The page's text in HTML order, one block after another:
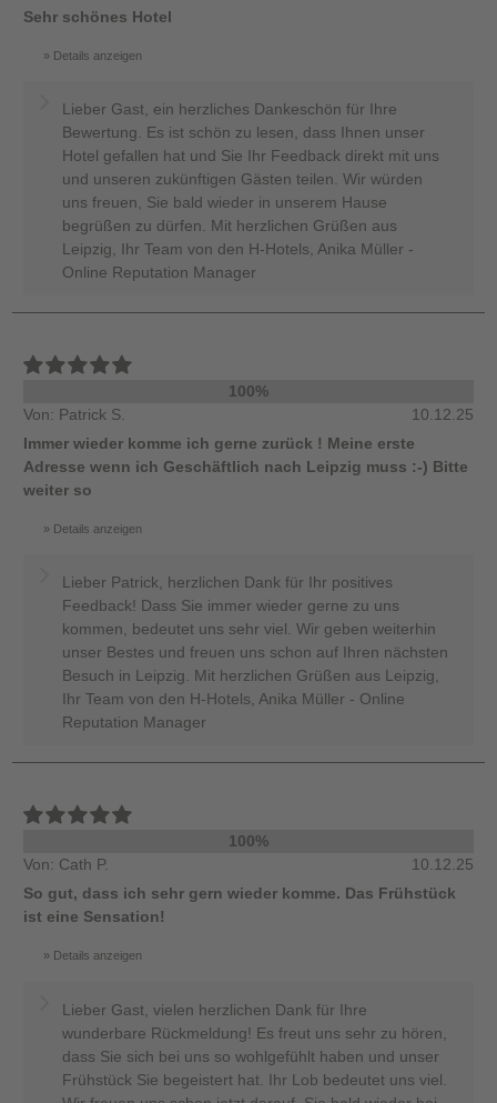
Sehr schönes Hotel
Details anzeigen
Lieber Gast, ein herzliches Dankeschön für Ihre
Bewertung. Es ist schön zu lesen, dass Ihnen unser
Hotel gefallen hat und Sie Ihr Feedback direkt mit uns
und unseren zukünftigen Gästen teilen. Wir würden
uns freuen, Sie bald wieder in unserem Hause
begrüßen zu dürfen. Mit herzlichen Grüßen aus
Leipzig, Ihr Team von den H-Hotels, Anika Müller -
Online Reputation Manager
100%
Von: Patrick S.
10.12.25
Immer wieder komme ich gerne zurück ! Meine erste
Adresse wenn ich Geschäftlich nach Leipzig muss :-) Bitte
weiter so
Details anzeigen
Lieber Patrick, herzlichen Dank für Ihr positives
Feedback! Dass Sie immer wieder gerne zu uns
kommen, bedeutet uns sehr viel. Wir geben weiterhin
unser Bestes und freuen uns schon auf Ihren nächsten
Besuch in Leipzig. Mit herzlichen Grüßen aus Leipzig,
Ihr Team von den H-Hotels, Anika Müller - Online
Reputation Manager
100%
Von: Cath P.
10.12.25
So gut, dass ich sehr gern wieder komme. Das Frühstück
ist eine Sensation!
Details anzeigen
Lieber Gast, vielen herzlichen Dank für Ihre
wunderbare Rückmeldung! Es freut uns sehr zu hören,
dass Sie sich bei uns so wohlgefühlt haben und unser
Frühstück Sie begeistert hat. Ihr Lob bedeutet uns viel.